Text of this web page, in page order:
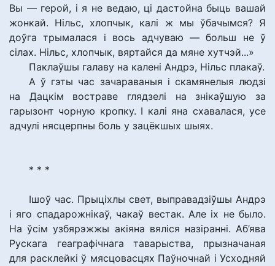
Вы — герой, і я не ведаю, ці дастойна быць вашай
жонкай. Нільс, хлопчык, калі ж мы ўбачымся? Я
доўга трымалася і вось адчуваю — больш не ў
сілах. Нільс, хлопчык, вяртайся да мяне хутчэй...»
Паклаўшы галаву на калені Андрэ, Нільс плакаў.
А ў гэты час зачараваныя і скамянелыя людзі
на Дацкім востраве глядзелі на знікаўшую за
гарызонт чорную кропку. І калі яна схавалася, усе
адчулі нясцерпны боль у зацёкшых шыях.
* * *
Ішоў час. Прыціхлы свет, выправадзіўшы Андрэ
і яго спадарожнікаў, чакаў вестак. Але іх не было.
На ўсім узбярэжжы акіяна вяліся назіранні. Аб’ява
Рускага геаграфічнага таварыства, прызначаная
для расклейкі ў мясцовасцях Паўночнай і Усходняй